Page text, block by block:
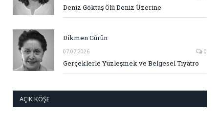
Deniz Göktaş Ölü Deniz Üzerine
Dikmen Gürün
07.07.2026 0
Gerçeklerle Yüzleşmek ve Belgesel Tiyatro
AÇIK KÖŞE